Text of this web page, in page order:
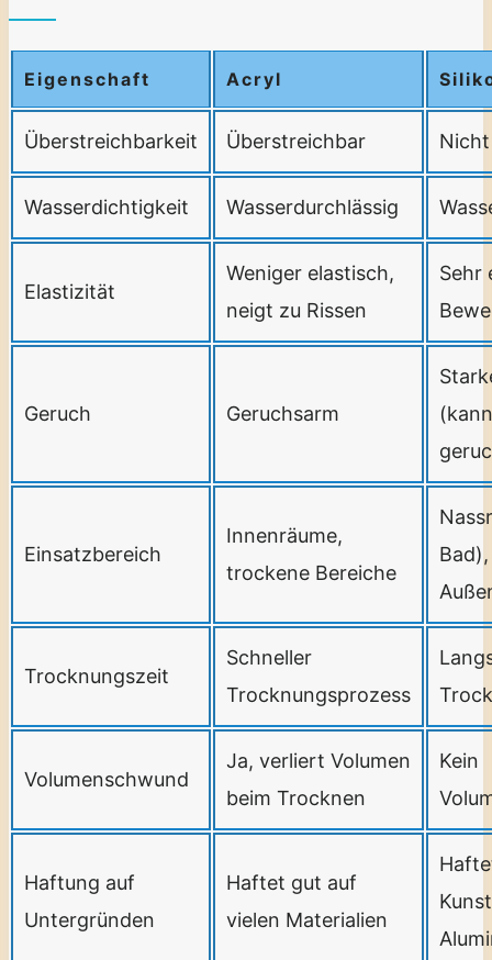
Eigenschaft Acryl
Überstreichbarkeit Überstreichbar
Wasserdichtigkeit Wasserdurchlässig
Elastizität
Weniger elastisch,
neigt zu Rissen
Sehr
Geruch Geruchsarm
Einsatzbereich
Innenräume,
trockene Bereiche
Bad),
Trocknungszeit
Schneller
Trocknungsprozess
Volumenschwund
Ja, verliert Volumen
beim Trocknen
Kein
Haftung auf
Untergründen
Haftet gut auf
vielen Materialien